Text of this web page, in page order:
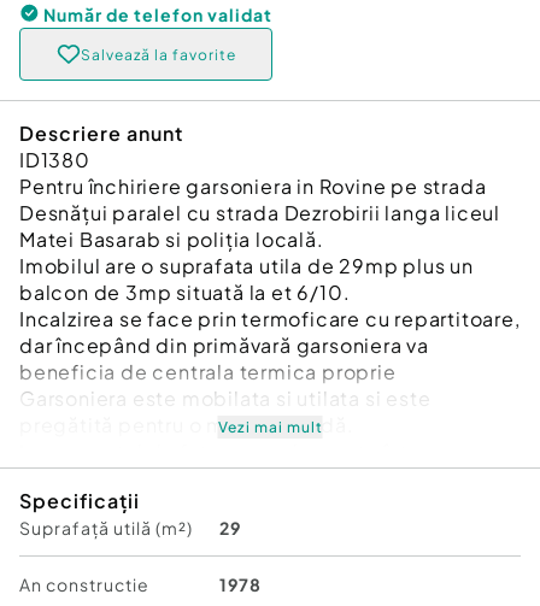
Număr de telefon validat
Salvează la favorite
Descriere anunt
ID1380
Pentru închiriere garsoniera in Rovine pe strada
Desnățui paralel cu strada Dezrobirii langa liceul
Matei Basarab si poliția locală.
Imobilul are o suprafata utila de 29mp plus un
balcon de 3mp situată la et 6/10.
Incalzirea se face prin termoficare cu repartitoare,
dar începând din primăvară garsoniera va
beneficia de centrala termica proprie
Garsoniera este mobilata si utilata si este
pregătită pentru o mutare rapidă.
apoi vom reface pozele din anunt.
Se dorește închirierea pe minim un an de zile.
Confort:1
Vezi mai mult
Specificații
Suprafață utilă (m²) 29
An constructie 1978